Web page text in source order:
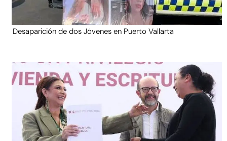
Desaparición de dos Jóvenes en Puerto Vallarta